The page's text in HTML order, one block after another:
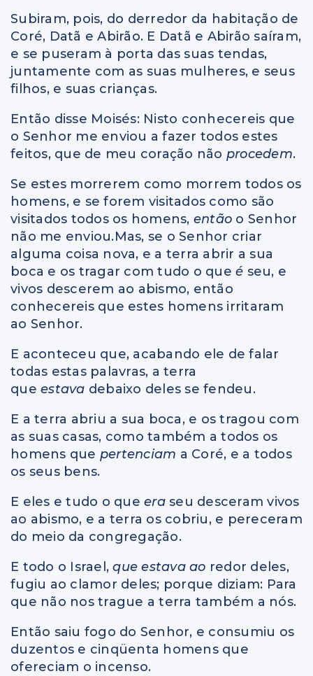
Subiram, pois, do derredor da habitação de
Coré, Datã e Abirão. E Datã e Abirão saíram,
e se puseram à porta das suas tendas,
juntamente com as suas mulheres, e seus
filhos, e suas crianças.
Então disse Moisés: Nisto conhecereis que
o Senhor me enviou a fazer todos estes
feitos, que de meu coração não procedem.
Se estes morrerem como morrem todos os
homens, e se forem visitados como são
visitados todos os homens, então o Senhor
não me enviou.Mas, se o Senhor criar
alguma coisa nova, e a terra abrir a sua
boca e os tragar com tudo o que é seu, e
vivos descerem ao abismo, então
conhecereis que estes homens irritaram
ao Senhor.
E aconteceu que, acabando ele de falar
todas estas palavras, a terra
que estava debaixo deles se fendeu.
E a terra abriu a sua boca, e os tragou com
as suas casas, como também a todos os
homens que pertenciam a Coré, e a todos
os seus bens.
E eles e tudo o que era seu desceram vivos
ao abismo, e a terra os cobriu, e pereceram
do meio da congregação.
E todo o Israel,que estava ao redor deles,
fugiu ao clamor deles; porque diziam: Para
que não nos trague a terra também a nós.
Então saiu fogo do Senhor, e consumiu os
duzentos e cinqüenta homens que
ofereciam o incenso.